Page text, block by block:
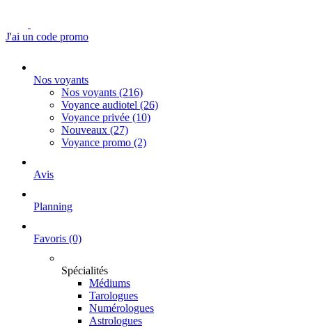
J'ai un code promo
Nos voyants
Nos voyants (216)
Voyance audiotel (26)
Voyance privée (10)
Nouveaux (27)
Voyance promo (2)
Avis
Planning
Favoris (0)
Spécialités
Médiums
Tarologues
Numérologues
Astrologues